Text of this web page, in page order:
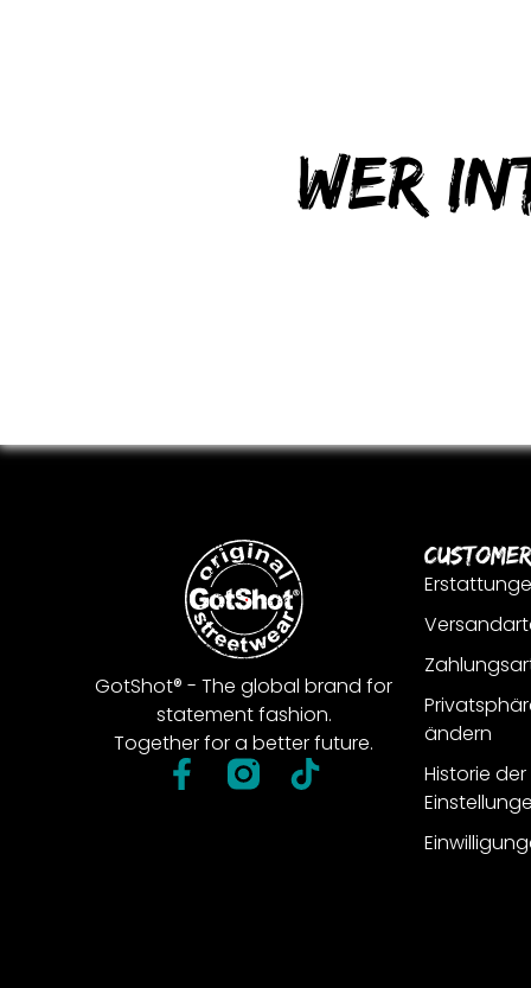
Wer
GotShot® - The global brand for
statement fashion.
Together for a better future.
ändern
Historie